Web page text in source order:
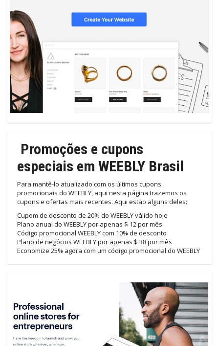
Promoções e cupons
especiais em WEEBLY Brasil
Para mantê-lo atualizado com os últimos cupons
promocionais do WEEBLY, aqui nesta página trazemos os
cupons e ofertas mais recentes. Aqui estão alguns deles:
Cupom de desconto de 20% do WEEBLY válido hoje
Plano anual do WEEBLY por apenas $ 12 por mês
Código promocional WEEBLY com 10% de desconto
Plano de negócios WEEBLY por apenas $ 38 por mês
Economize 25% agora com um código promocional do WEEBLY